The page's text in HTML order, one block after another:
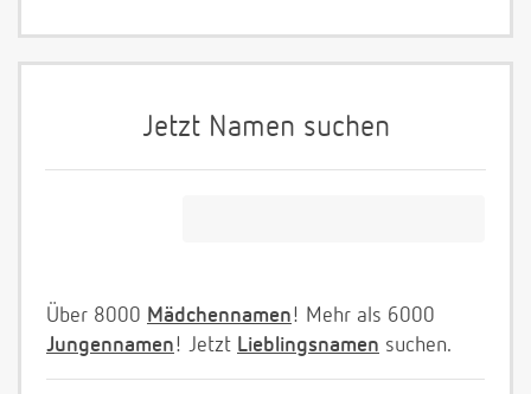
Jetzt Namen suchen
Über 8000 Mädchennamen! Mehr als 6000
Jungennamen! Jetzt Lieblingsnamen suchen.